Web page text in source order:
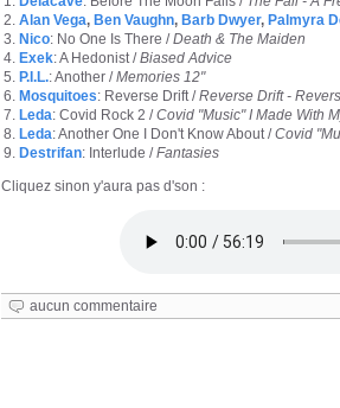
Alan Vega, Ben Vaughn, Barb Dwyer, Palmyra
Nico: No One Is There /Death & The Maiden
Exek: A Hedonist /Biased Advice
P.I.L.: Another /Memories 12"
Mosquitoes: Reverse Drift /Reverse Drift -
Leda: Covid Rock 2 /Covid "Music" I Made With
Leda: Another One I Don't Know About /Covid
Destrifan: Interlude /Fantasies
Cliquez sinon y'aura pas d'son :
aucun commentaire